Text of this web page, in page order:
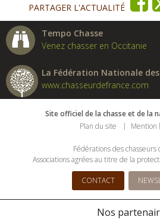
PARTAGER L'ACTUALITÉ
Tempo Chasse
Venez chasser en Occitanie
La Fédération Nationale
www.chasseurdefrance.com
Site officiel de la chasse et de la
Plan du site
Mention
Fédérations des chasseurs
Associations agrées au titre de la
CONTACT
Nos